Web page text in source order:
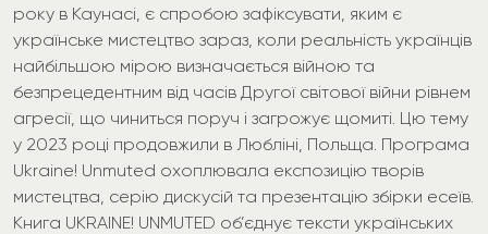
року в Каунасі, є спробою зафіксувати, яким є
українське мистецтво зараз, коли реальність українців
найбільшою мірою визначається війною та
безпрецедентним від часів Другої світової війни рівнем
агресії, що чиниться поруч і загрожує щомиті. Цю тему
у 2023 році продовжили в Любліні, Польща. Програма
Ukraine! Unmuted охоплювала експозицію творів
мистецтва, серію дискусій та презентацію збірки есеїв.
Книга UKRAINE! UNMUTED об’єднує тексти українських